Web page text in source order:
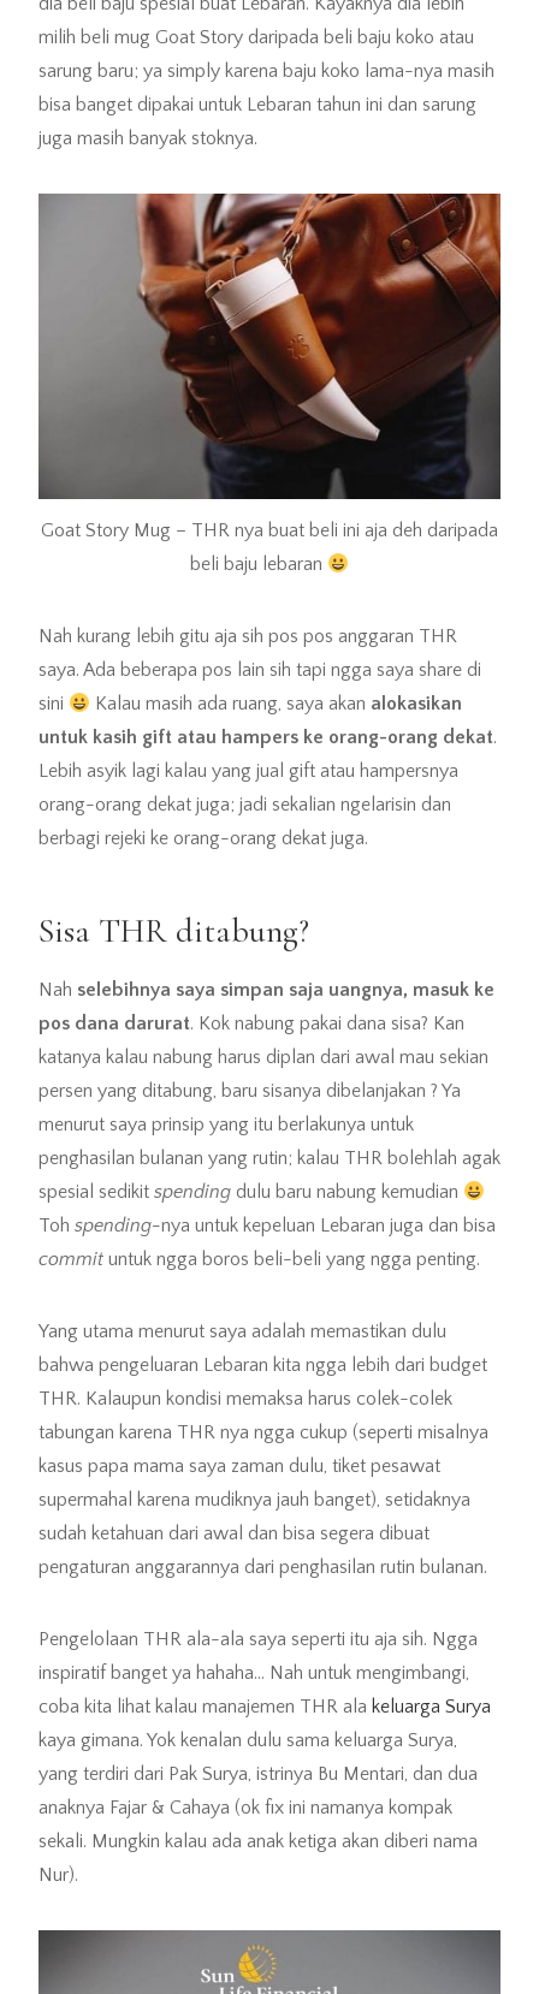
milih beli mug Goat Story daripada beli baju koko atau
sarung baru; ya simply karena baju koko lama-nya masih
bisa banget dipakai untuk Lebaran tahun ini dan sarung
juga masih banyak stoknya.
Goat Story Mug – THR nya buat beli ini aja deh daripada
beli baju lebaran
Nah kurang lebih gitu aja sih pos pos anggaran THR
saya. Ada beberapa pos lain sih tapi ngga saya share di
sini
Kalau masih ada ruang, saya akan alokasikan
untuk kasih gift atau hampers ke orang-orang dekat.
Lebih asyik lagi kalau yang jual gift atau hampersnya
orang-orang dekat juga; jadi sekalian ngelarisin dan
berbagi rejeki ke orang-orang dekat juga.
Sisa THR ditabung?
Nah selebihnya saya simpan saja uangnya, masuk ke
pos dana darurat. Kok nabung pakai dana sisa? Kan
katanya kalau nabung harus diplan dari awal mau sekian
persen yang ditabung, baru sisanya dibelanjakan ? Ya
menurut saya prinsip yang itu berlakunya untuk
penghasilan bulanan yang rutin; kalau THR bolehlah agak
spesial sedikit spending dulu baru nabung kemudian
Toh spending-nya untuk kepeluan Lebaran juga dan bisa
commit untuk ngga boros beli-beli yang ngga penting.
Yang utama menurut saya adalah memastikan dulu
bahwa pengeluaran Lebaran kita ngga lebih dari budget
THR. Kalaupun kondisi memaksa harus colek-colek
tabungan karena THR nya ngga cukup (seperti misalnya
kasus papa mama saya zaman dulu, tiket pesawat
supermahal karena mudiknya jauh banget), setidaknya
sudah ketahuan dari awal dan bisa segera dibuat
pengaturan anggarannya dari penghasilan rutin bulanan.
Pengelolaan THR ala-ala saya seperti itu aja sih. Ngga
inspiratif banget ya hahaha… Nah untuk mengimbangi,
coba kita lihat kalau manajemen THR ala keluarga Surya
kaya gimana. Yok kenalan dulu sama keluarga Surya,
yang terdiri dari Pak Surya, istrinya Bu Mentari, dan dua
anaknya Fajar & Cahaya (ok fix ini namanya kompak
sekali. Mungkin kalau ada anak ketiga akan diberi nama
Nur).